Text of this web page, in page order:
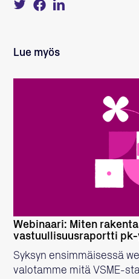
about
on
Lue myös
LUE
Webinaari: Miten
vastuullisuusraportti
Syksyn ensimmäisessä
valotamme mitä VSME-